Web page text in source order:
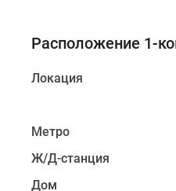
Расположение 1-
Локация
Метро
Ж/Д-станция
Дом